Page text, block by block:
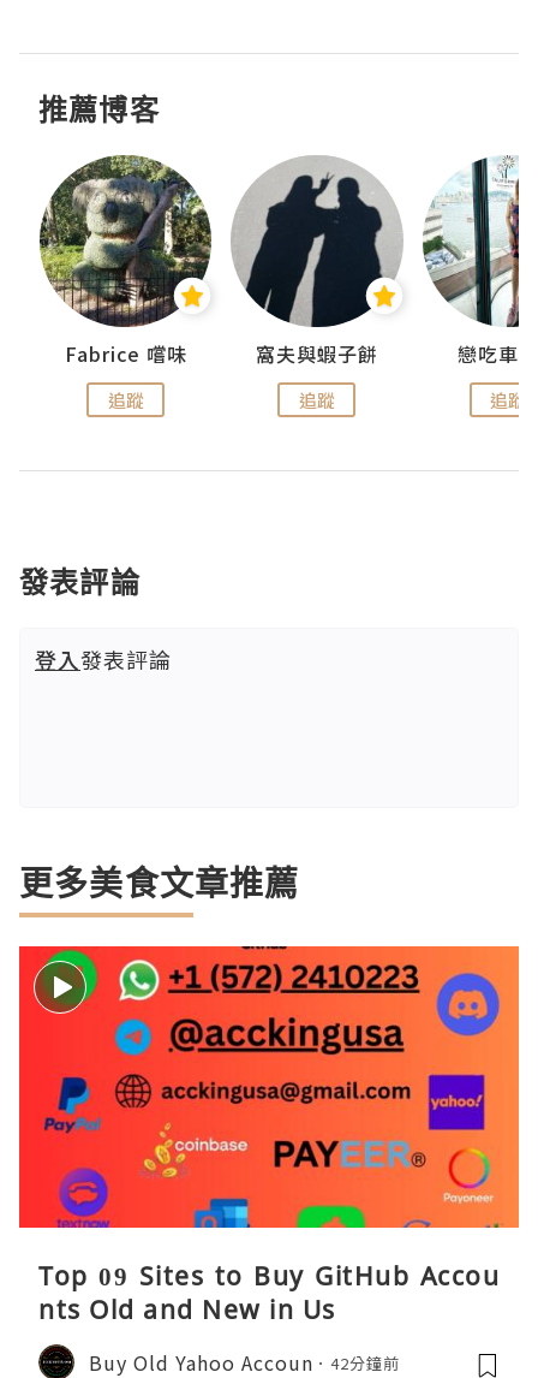
推薦博客
Fabrice 嚐味
追蹤
窩夫與蝦子餅
追蹤
戀吃車
追蹤
發表評論
登入發表評論
更多美食文章推薦
Top 09 Sites to Buy GitHub Accou
nts Old and New in Us
Buy Old Yahoo Accoun 42分鐘前